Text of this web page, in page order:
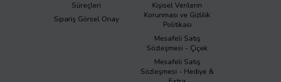
Süreçleri
Sipariş Görsel Onay
Kişisel Verilerin
Korunması ve Gizlilik
Politikası
Mesafeli Satış
Sözleşmesi - Çiçek
Mesafeli Satış
Sözleşmesi - Hediye &